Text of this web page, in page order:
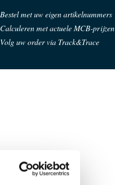
Bestel met uw eigen artikelnummers
Calculeren met actuele MCB-prijzen
Volg uw order via Track&Trace